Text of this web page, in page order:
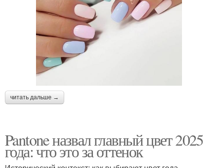
читать дальше →
Pantone назвал главный цвет 2025
года: что это за оттенок